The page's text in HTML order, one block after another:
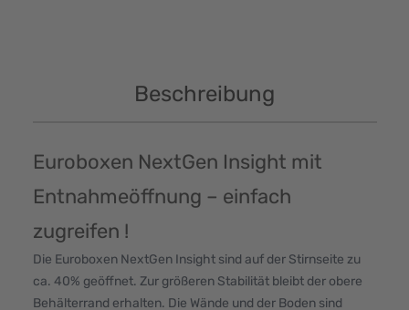
Beschreibung
Euroboxen NextGen Insight mit
Entnahmeöffnung – einfach
zugreifen !
Die Euroboxen NextGen Insight sind auf der Stirnseite zu
ca. 40% geöffnet. Zur größeren Stabilität bleibt der obere
Behälterrand erhalten. Die Wände und der Boden sind